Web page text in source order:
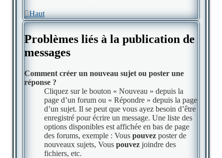
Haut
Problèmes liés à la publication de
messages
Comment créer un nouveau sujet ou poster une
réponse ?
Cliquez sur le bouton « Nouveau » depuis la
page d’un forum ou « Répondre » depuis la page
d’un sujet. Il se peut que vous ayez besoin d’être
enregistré pour écrire un message. Une liste des
options disponibles est affichée en bas de page
des forums, exemple : Vous pouvezposter de
nouveaux sujets, Vous pouvezjoindre des
fichiers, etc.